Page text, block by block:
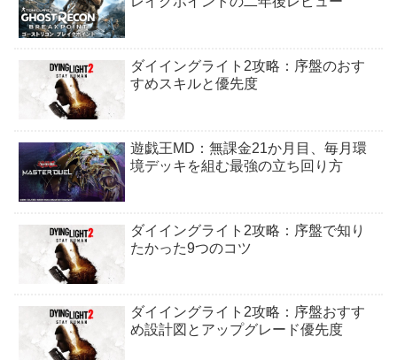
ダイイングライト2攻略：序盤のおす
すめスキルと優先度
遊戯王MD：無課金21か月目、毎月環
境デッキを組む最強の立ち回り方
ダイイングライト2攻略：序盤で知り
たかった9つのコツ
ダイイングライト2攻略：序盤おすす
め設計図とアップグレード優先度